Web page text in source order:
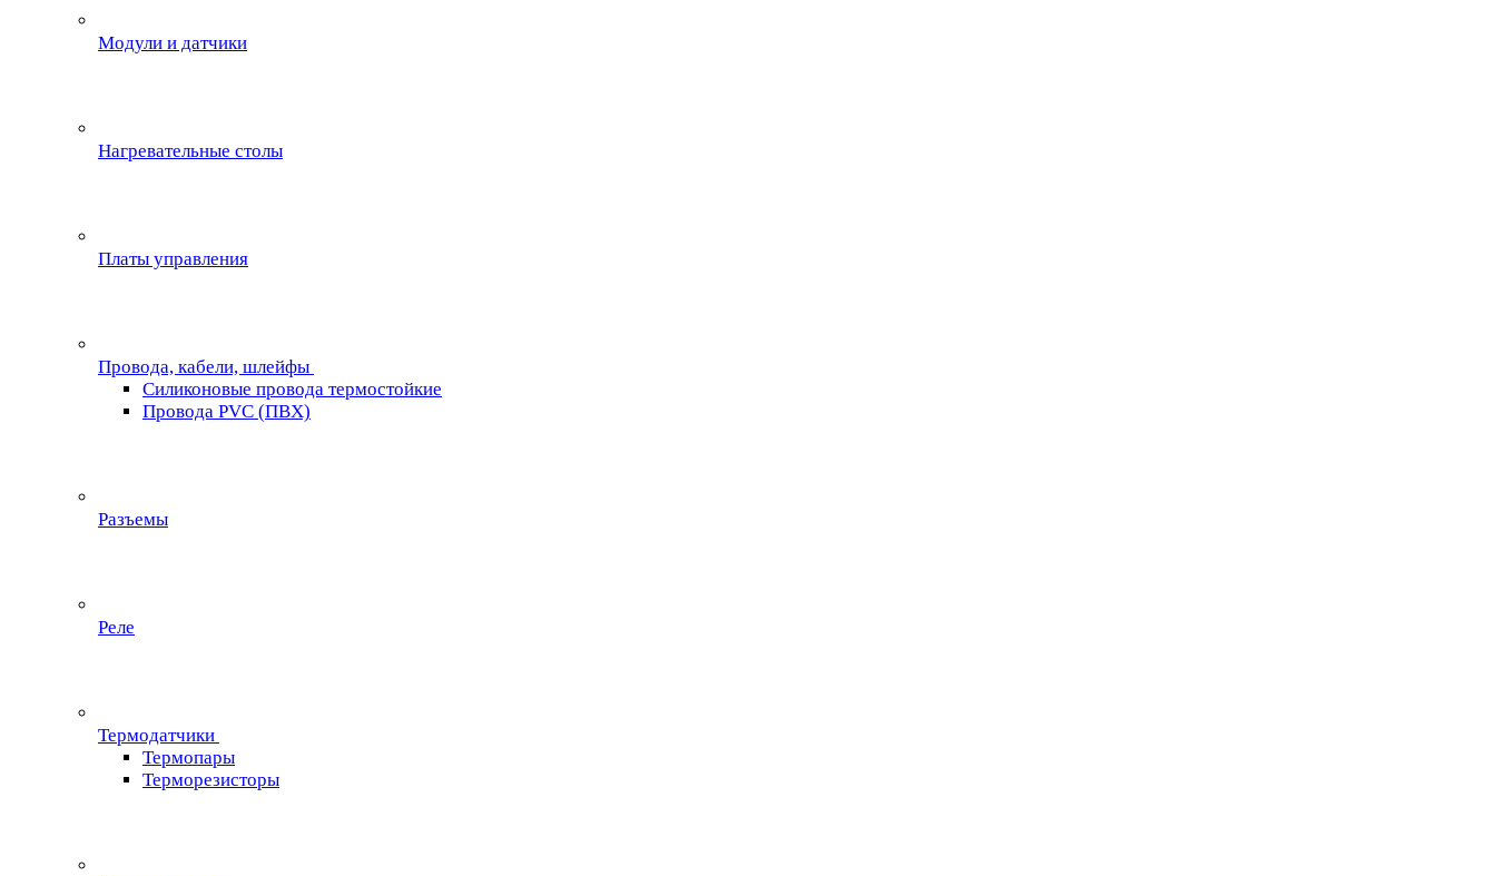
Модули и датчики
Нагревательные столы
Платы управления
Провода, кабели, шлейфы
Силиконовые провода термостойкие
Провода PVC (ПВХ)
Разъемы
Реле
Термодатчики
Термопары
Терморезисторы